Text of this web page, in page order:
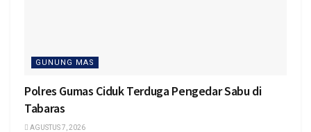
GUNUNG MAS
Polres Gumas Ciduk Terduga Pengedar Sabu di
Tabaras
AGUSTUS 7, 2026